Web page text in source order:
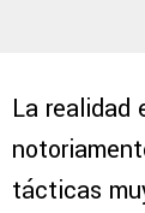
La realidad
tácticas